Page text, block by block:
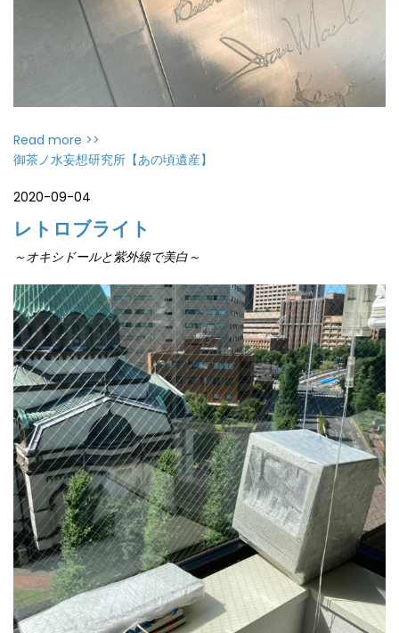
Read more >>
御茶ノ水妄想研究所【あの頃遺産】
2020-09-04
レトロブライト
～オキシドールと紫外線で美白～